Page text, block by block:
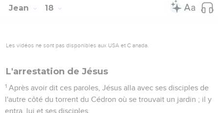
Jean 18
Les vidéos ne sont pas disponibles aux USA et C anada.
L'arrestation de Jésus
1 Après avoir dit ces paroles, Jésus alla avec ses disciples de
l'autre côté du torrent du Cédron où se trouvait un jardin ; il y
entra, lui et ses disciples.